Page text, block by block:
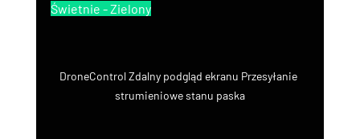
Świetnie - Zielony
DroneControl Zdalny podgląd ekranu Przesyłanie
strumieniowe stanu paska